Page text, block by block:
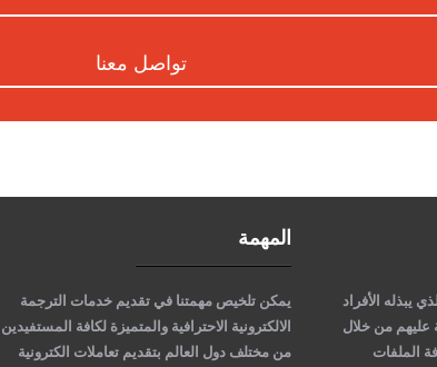
تواصل معنا
يبذله الأفراد
عليهم من خلال
الملفات
المهمة
يمكن تلخيص مهمتنا في تقديم خدمات الترجمة
الالكترونية الاحترافية والمتميزة لكافة المستفيدين
من مختلف دول العالم بتقديم تعاملات الكترونية